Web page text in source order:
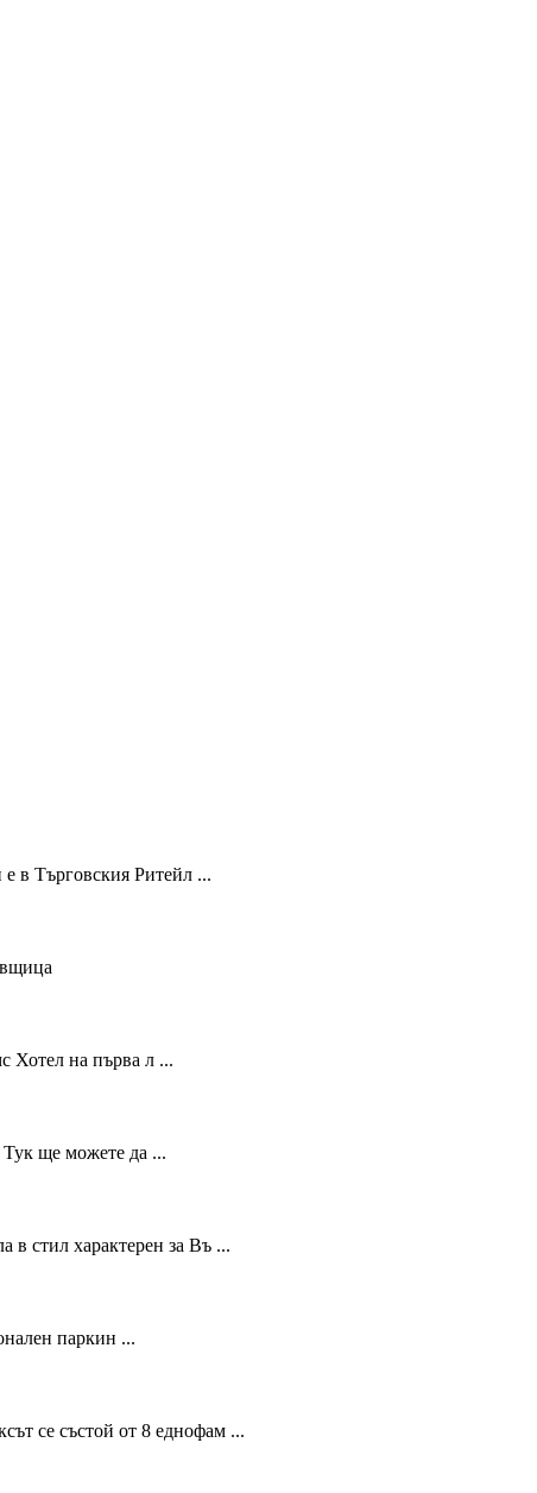
е в Търговския Ритейл ...
Хотел на първа л ...
Тук ще можете да ...
в стил характерен за Въ ...
паркин ...
се състой от 8 еднофам ...